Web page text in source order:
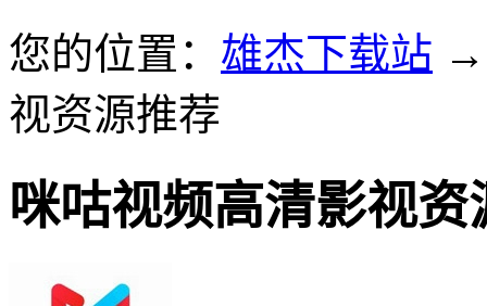
您的位置： 雄杰下载站
视资源推荐
咪咕视频高清影视资